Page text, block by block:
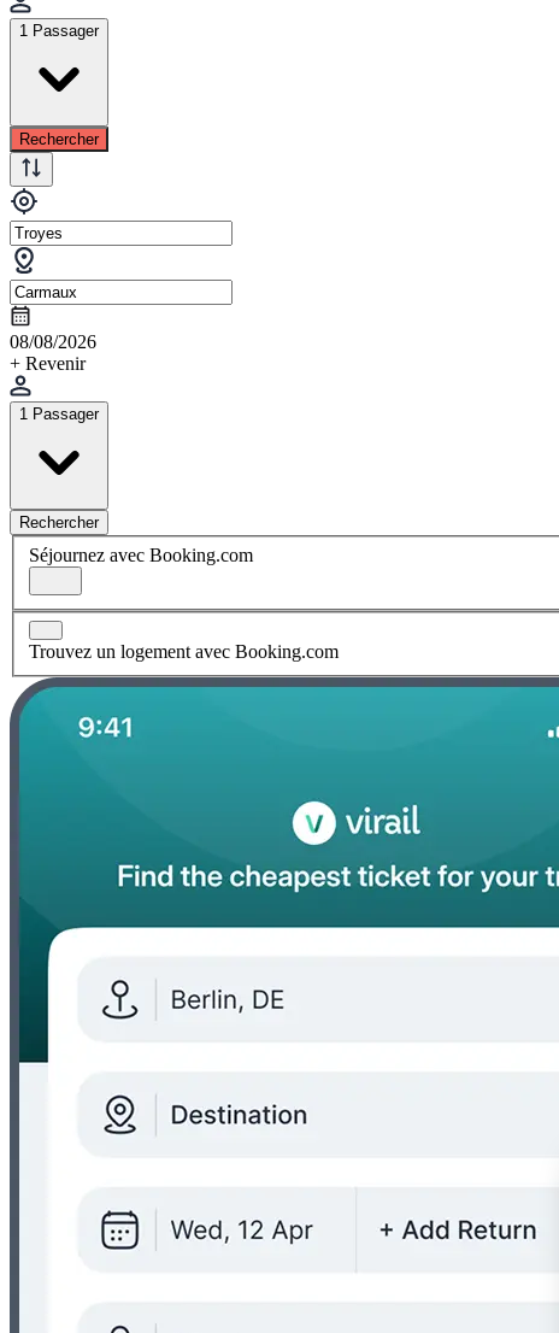
1 Passager
Rechercher
08/08/2026
+ Revenir
1 Passager
Rechercher
Séjournez avec Booking.com
Trouvez un logement avec Booking.com